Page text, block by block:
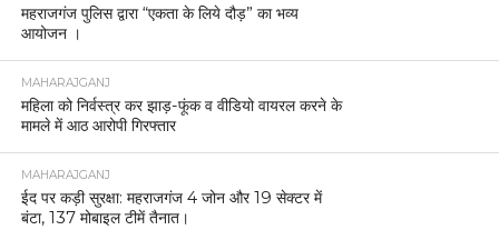
महराजगंज पुलिस द्वारा “एकता के लिये दौड़” का भव्य
आयोजन ।
MAHARAJGANJ
महिला को निर्वस्त्र कर झाड़-फूंक व वीडियो वायरल करने के
मामले में आठ आरोपी गिरफ्तार
MAHARAJGANJ
ईद पर कड़ी सुरक्षा: महराजगंज 4 जोन और 19 सेक्टर में
बंटा, 137 मोबाइल टीमें तैनात।